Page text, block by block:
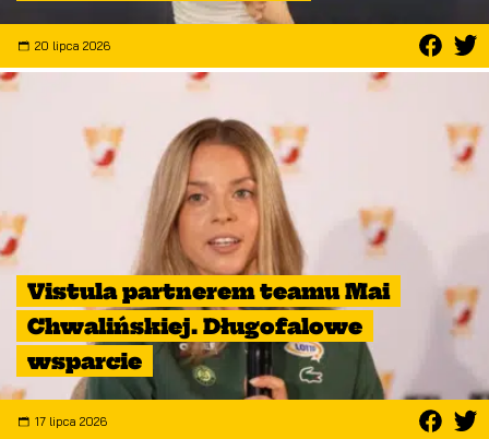
20 lipca 2026
Vistula partnerem teamu Mai
Chwalińskiej. Długofalowe
wsparcie
17 lipca 2026